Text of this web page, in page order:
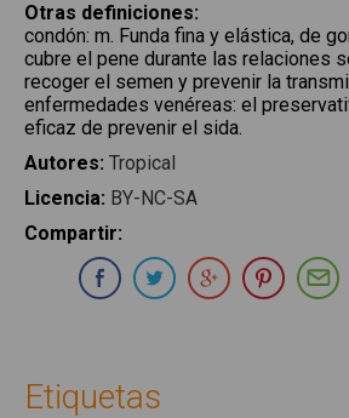
Otras definiciones:
condón: m. Funda fina y elástica, de
cubre el pene durante las relaciones
recoger el semen y prevenir la
enfermedades venéreas: el
eficaz de prevenir el sida.
Autores: Tropical
Licencia: BY-NC-SA
Compartir:
Compartir en Whatsapp
Compartir enCompartir en
Etiquetas